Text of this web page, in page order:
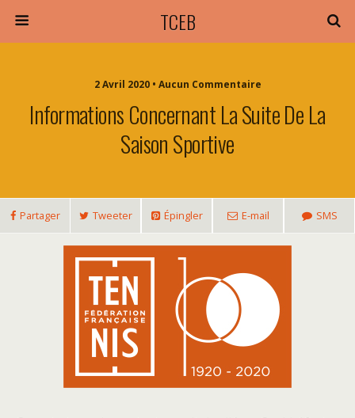
TCEB
2 Avril 2020 • Aucun Commentaire
Informations Concernant La Suite De La
Saison Sportive
Partager Tweeter Épingler E-mail SMS